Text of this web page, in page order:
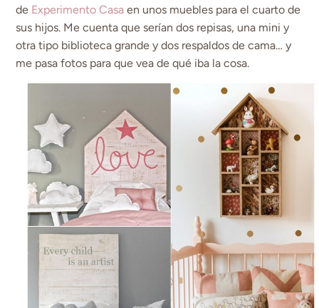
de Experimento Casa en unos muebles para el cuarto de
sus hijos. Me cuenta que serían dos repisas, una mini y
otra tipo biblioteca grande y dos respaldos de cama… y
me pasa fotos para que vea de qué iba la cosa.